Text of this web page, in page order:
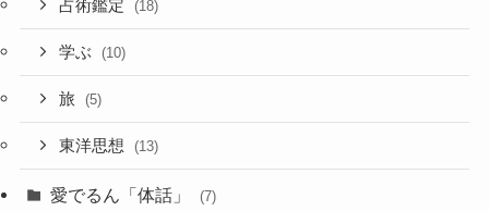
占術鑑定 (18)
学ぶ (10)
旅 (5)
東洋思想 (13)
愛でるん「体話」 (7)